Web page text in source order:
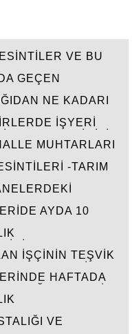
VE BU
GEÇEN
DEVRİDE
NE KADARI
GÜNÜNDEN
İŞYERİ
UZUN
MUHTARLARI
-TARIM
VERECEĞİ
İZNİ
AYDA 10
İŞVERENLİK
TAŞIMALARINDA
GSS
İŞÇİNİN TEŞVİK
EMEKLİHAFTADA
ETKİSİ
SANDIĞI NA TABİ
VE